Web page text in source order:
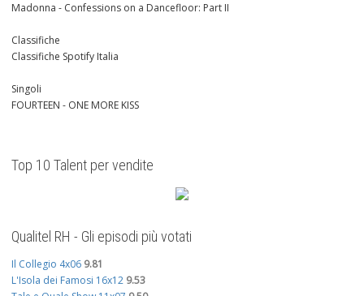
Madonna - Confessions on a Dancefloor: Part II
Classifiche
Classifiche Spotify Italia
Singoli
FOURTEEN - ONE MORE KISS
Top 10 Talent per vendite
Qualitel RH - Gli episodi più votati
Il Collegio 4x06 9.81
L'Isola dei Famosi 16x12 9.53